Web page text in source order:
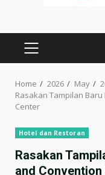
PRIMARY
Home 2026 May
Rasakan Tampilan
Center
Hotel dan Restoran
Rasakan
and Convention